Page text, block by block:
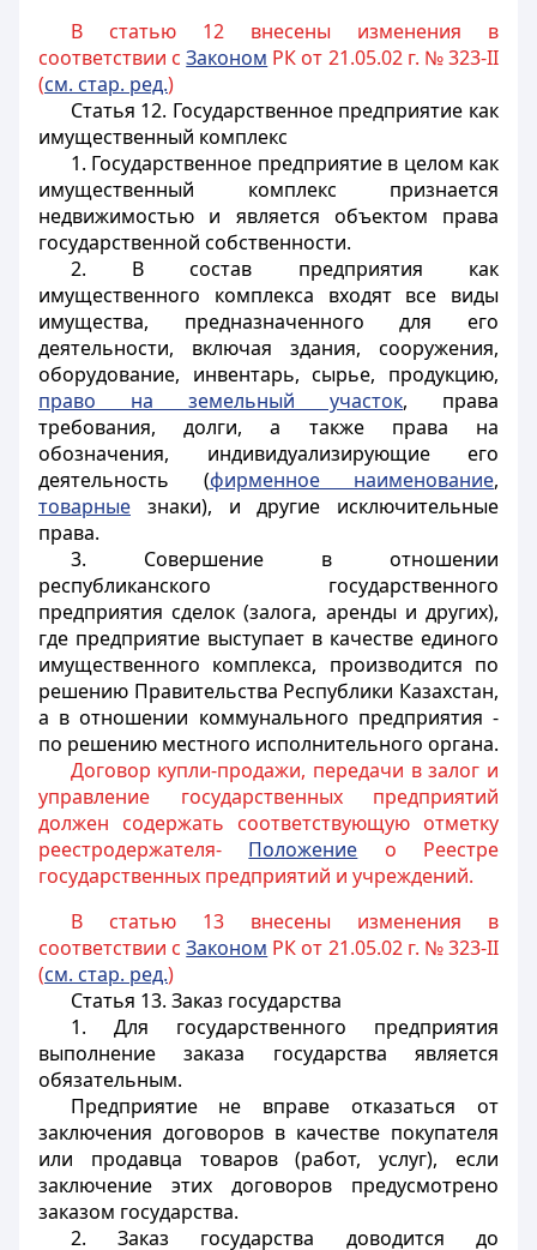
В статью 12 внесены изменения в
соответствии сЗаконом РК от 21.05.02 г. № 323-II
(см. стар. ред.)
Статья 12. Государственное предприятие как
имущественный комплекс
1. Государственное предприятие в целом как
имущественный комплекс признается
недвижимостью и является объектом права
государственной собственности.
2. В состав предприятия как
имущественного комплекса входят все виды
имущества, предназначенного для его
деятельности, включая здания, сооружения,
оборудование, инвентарь, сырье, продукцию,
право на земельный участок, права
требования, долги, а также права на
обозначения, индивидуализирующие его
деятельность (фирменное наименование,
товарные знаки), и другие исключительные
права.
3. Совершение в отношении
республиканского государственного
предприятия сделок (залога, аренды и других),
где предприятие выступает в качестве единого
имущественного комплекса, производится по
решению Правительства Республики Казахстан,
а в отношении коммунального предприятия -
по решению местного исполнительного органа.
Договор купли-продажи, передачи в залог и
управление государственных предприятий
должен содержать соответствующую отметку
реестродержателя- Положение о Реестре
государственных предприятий и учреждений.
В статью 13 внесены изменения в
соответствии сЗаконом РК от 21.05.02 г. № 323-II
(см. стар. ред.)
Статья 13. Заказ государства
1. Для государственного предприятия
выполнение заказа государства является
обязательным.
Предприятие не вправе отказаться от
заключения договоров в качестве покупателя
или продавца товаров (работ, услуг), если
заключение этих договоров предусмотрено
заказом государства.
2. Заказ государства доводится до